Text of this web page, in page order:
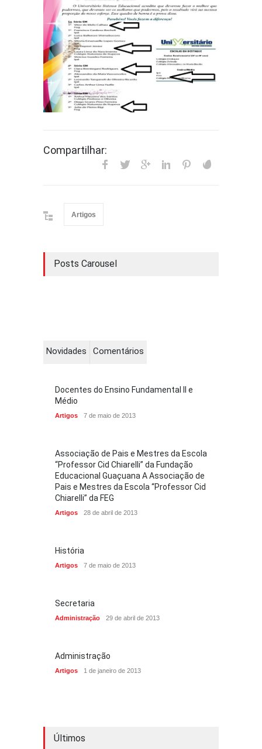
Compartilhar:
Artigos
Posts Carousel
Novidades Comentários
Docentes do Ensino Fundamental II e
Médio
Artigos 7 de maio de 2013
Associação de Pais e Mestres da Escola
“Professor Cid Chiarelli” da Fundação
Educacional Guaçuana A Associação de
Pais e Mestres da Escola “Professor Cid
Chiarelli” da FEG
Artigos 28 de abril de 2013
História
Artigos 7 de maio de 2013
Secretaria
Administração 29 de abril de 2013
Administração
Artigos 1 de janeiro de 2013
Últimos